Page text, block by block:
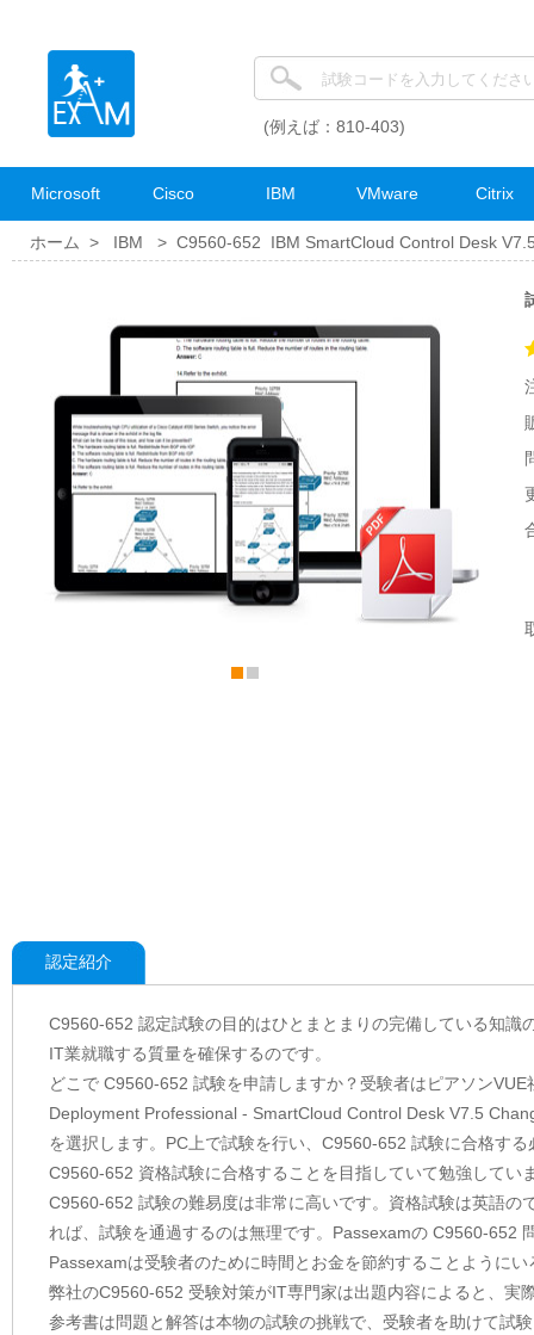
(例えば：810-403)
Microsoft Cisco IBM VMware Citrix
ホーム > IBM > C9560-652 IBM SmartCloud Control Desk
認定紹介
C9560-652 認定試験の目的はひとまとまりの完備している知
IT業就職する質量を確保するのです。
どこで C9560-652 試験を申請しますか？受験者はピアソン
Deployment Professional - SmartCloud Control Desk V7.5
を選択します。PC上で試験を行い、C9560-652 試験に合格す
C9560-652 資格試験に合格することを目指していて勉強してい
C9560-652 試験の難易度は非常に高いです。資格試験は英語
れば、試験を通過するのは無理です。Passexamの C9560-652
Passexamは受験者のために時間とお金を節約することように
弊社のC9560-652 受験対策がIT専門家は出題内容によると、
参考書は問題と解答は本物の試験の挑戦で、受験者を助けて試